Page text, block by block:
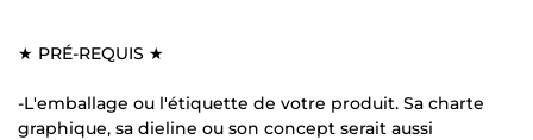
★ PRÉ-REQUIS ★
-L'emballage ou l'étiquette de votre produit. Sa charte
graphique, sa dieline ou son concept serait aussi